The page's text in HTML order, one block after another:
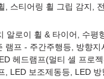
, 스티어링 휠 그립 감지,
알로이 휠 & 타이어, 수평
램프 - 주간주행등, 방향
헤드램프(멀티 셀 프로
, LED 보조제동등, LED